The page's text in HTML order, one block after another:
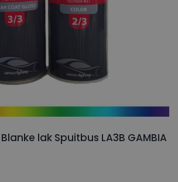
lak Spuitbus LA3B GAMBIA